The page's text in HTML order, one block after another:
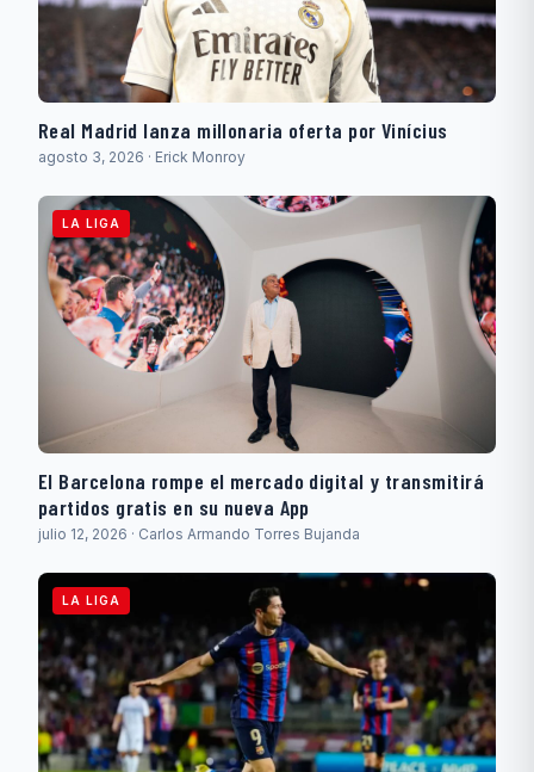
Real Madrid lanza millonaria oferta por Vinícius
agosto 3, 2026 · Erick Monroy
LA LIGA
El Barcelona rompe el mercado digital y transmitirá
partidos gratis en su nueva App
julio 12, 2026 · Carlos Armando Torres Bujanda
LA LIGA